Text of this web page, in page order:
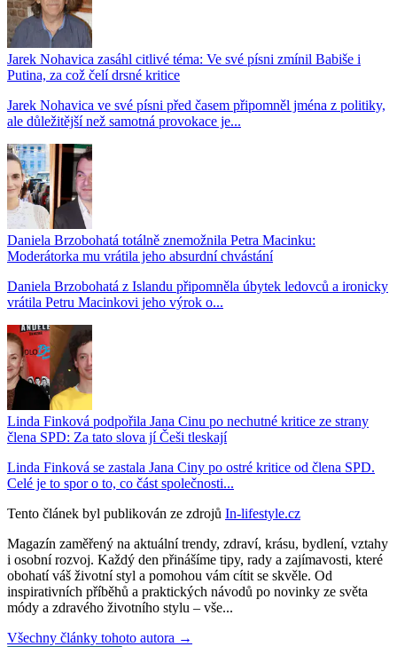
Jarek Nohavica zasáhl citlivé téma: Ve své písni zmínil Babiše i
Putina, za což čelí drsné kritice
Jarek Nohavica ve své písni před časem připomněl jména z politiky,
ale důležitější než samotná provokace je...
Daniela Brzobohatá totálně znemožnila Petra Macinku:
Moderátorka mu vrátila jeho absurdní chvástání
Daniela Brzobohatá z Islandu připomněla úbytek ledovců a ironicky
vrátila Petru Macinkovi jeho výrok o...
Linda Finková podpořila Jana Cinu po nechutné kritice ze strany
člena SPD: Za tato slova jí Češi tleskají
Linda Finková se zastala Jana Ciny po ostré kritice od člena SPD.
Celé je to spor o to, co část společnosti...
Tento článek byl publikován ze zdrojů In-lifestyle.cz
Magazín zaměřený na aktuální trendy, zdraví, krásu, bydlení, vztahy
i osobní rozvoj. Každý den přinášíme tipy, rady a zajímavosti, které
obohatí váš životní styl a pomohou vám cítit se skvěle. Od
inspirativních příběhů a praktických návodů po novinky ze světa
módy a zdravého životního stylu – vše...
Všechny články tohoto autora →